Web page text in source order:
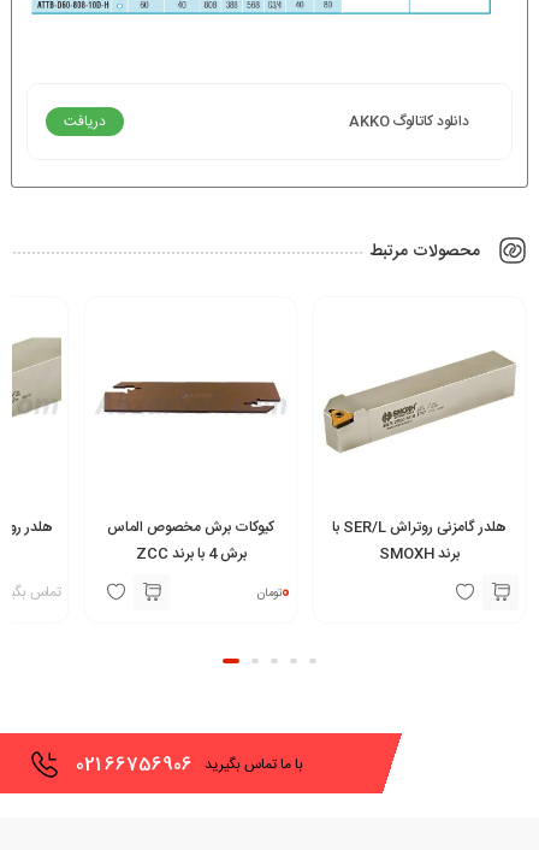
دانلود کاتالوگ AKKO دریافت
محصولات مرتبط
هلدر گامزنی روتراش SER/L با
برند SMOXH
کیوکات برش مخصوص الماس
برش 4 با برند ZCC
0تومان تماس
66756906
021 با ما تماس بگیرید